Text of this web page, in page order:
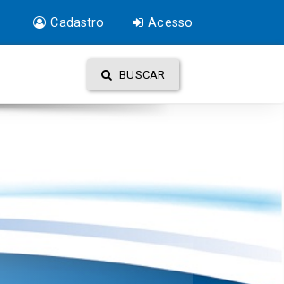
Cadastro Acesso
BUSCAR